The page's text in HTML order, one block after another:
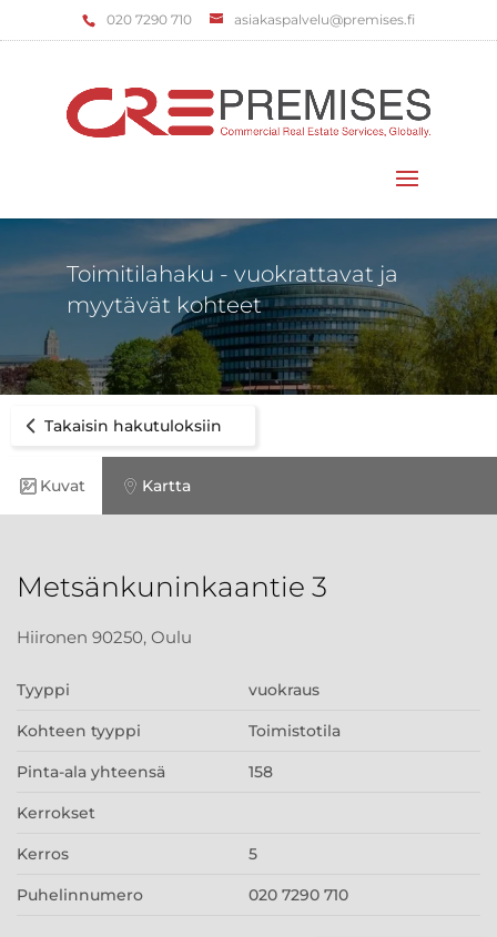
‌020 7290 710 asiakaspalvelu@premises.fi
Toimitilahaku - vuokrattavat ja
myytävät kohteet
Takaisin hakutuloksiin
Kuvat Kartta
Metsänkuninkaantie 3
Hiironen 90250, Oulu
Tyyppi vuokraus
Kohteen tyyppi Toimistotila
Pinta-ala yhteensä 158
Kerrokset
Kerros 5
Puhelinnumero 020 7290 710